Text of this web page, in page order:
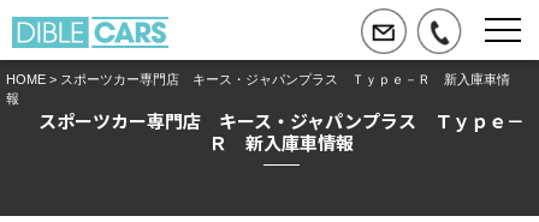
HOME > スポーツカー専門店 キース・ジャパンプラス Ｔｙｐｅ－Ｒ 新入庫車情
報
スポーツカー専門店 キース・ジャパンプラス Ｔｙｐｅ－
Ｒ 新入庫車情報